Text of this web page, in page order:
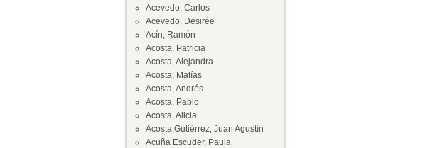
Acevedo, Carlos
Acevedo, Desirée
Acín, Ramón
Acosta, Patricia
Acosta, Alejandra
Acosta, Matías
Acosta, Andrés
Acosta, Pablo
Acosta, Alicia
Acosta Gutiérrez, Juan Agustín
Acuña Escuder, Paula